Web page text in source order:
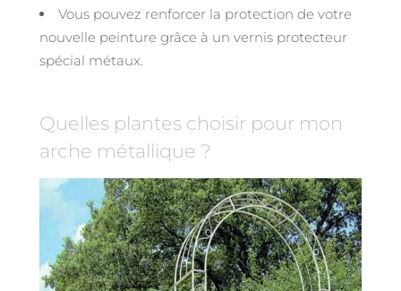
Vous pouvez renforcer la protection de votre
nouvelle peinture grâce à un vernis protecteur
spécial métaux.
Quelles plantes choisir pour mon
arche métallique ?